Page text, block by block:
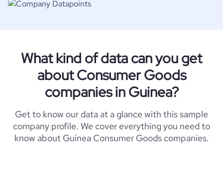
What kind of data can you get
about Consumer Goods
companies in Guinea?
Get to know our data at a glance with this sample
company profile. We cover everything you need to
know about Guinea Consumer Goods companies.